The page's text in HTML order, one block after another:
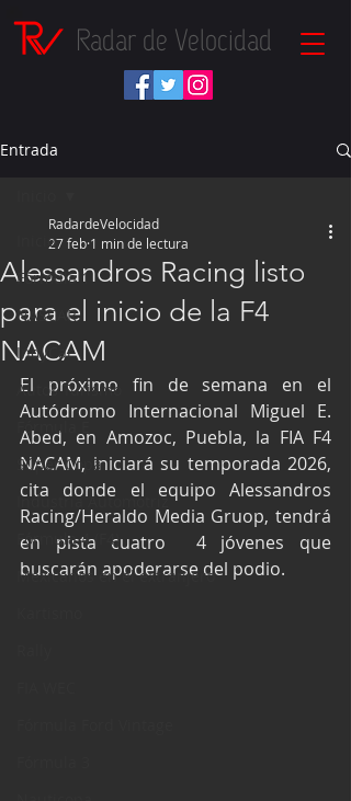
Radar de Velocidad
Entrada
Inicio
Fórmula 1
NASCAR
IndyCar
Autos Turismo
Fórmula E
Súper Copa
Industria Automotriz
Fórmula 4 (F4)
Mexicanos en el extranjero
Alessandros Racing listo
para el inicio de la F4
NACAM
RadardeVelocidad
27 feb 1 min de lectura
El próximo fin de semana en el
Autódromo Internacional Miguel E.
Abed, en Amozoc, Puebla, la FIA F4
NACAM, iniciará su temporada 2026,
cita donde el equipo Alessandros
Racing/Heraldo Media Gruop, tendrá
en pista cuatro  4 jóvenes que
buscarán apoderarse del podio.